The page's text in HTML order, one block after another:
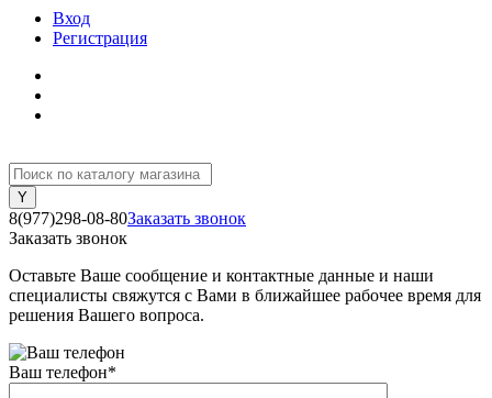
Вход
Регистрация
8(977)298-08-80Заказать звонок
Заказать звонок
Оставьте Ваше сообщение и контактные данные и наши
специалисты свяжутся с Вами в ближайшее рабочее время для
решения Вашего вопроса.
Ваш телефон*